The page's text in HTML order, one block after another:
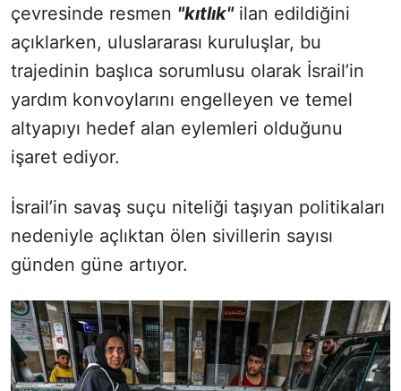
çevresinde resmen "kıtlık"ilan edildiğini
açıklarken, uluslararası kuruluşlar, bu
trajedinin başlıca sorumlusu olarak İsrail’in
yardım konvoylarını engelleyen ve temel
altyapıyı hedef alan eylemleri olduğunu
işaret ediyor.
İsrail’in savaş suçu niteliği taşıyan politikaları
nedeniyle açlıktan ölen sivillerin sayısı
günden güne artıyor.